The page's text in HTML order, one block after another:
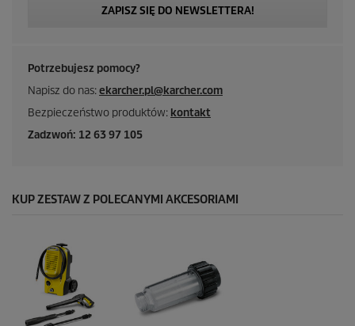
ZAPISZ SIĘ DO NEWSLETTERA!
Potrzebujesz pomocy?
Napisz do nas:ekarcher.pl@karcher.com
Bezpieczeństwo produktów: kontakt
Zadzwoń: 12 63 97 105
KUP ZESTAW Z POLECANYMI AKCESORIAMI